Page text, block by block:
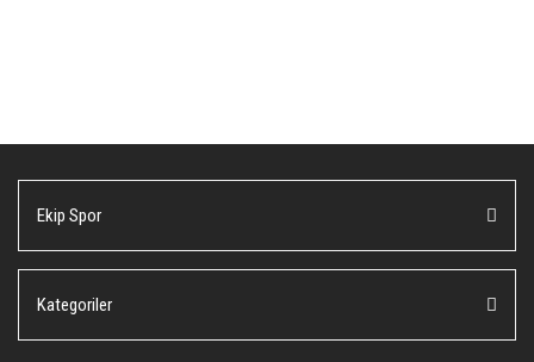
Ürün resmi kalitesiz, bozuk veya görüntülenemiyor.
Ürün açıklamasında eksik bilgiler bulunuyor.
Ürün fiyatı diğer sitelerden daha pahalı.
Bu ürüne benzer farklı alternatifler olmalı.
Ekip Spor
Kategoriler